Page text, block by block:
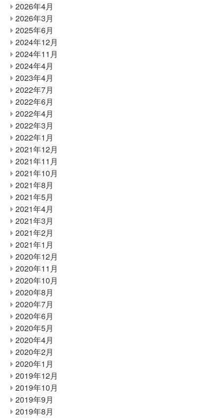
2026年4月
2026年3月
2025年6月
2024年12月
2024年11月
2024年4月
2023年4月
2022年7月
2022年6月
2022年4月
2022年3月
2022年1月
2021年12月
2021年11月
2021年10月
2021年8月
2021年5月
2021年4月
2021年3月
2021年2月
2021年1月
2020年12月
2020年11月
2020年10月
2020年8月
2020年7月
2020年6月
2020年5月
2020年4月
2020年2月
2020年1月
2019年12月
2019年10月
2019年9月
2019年8月